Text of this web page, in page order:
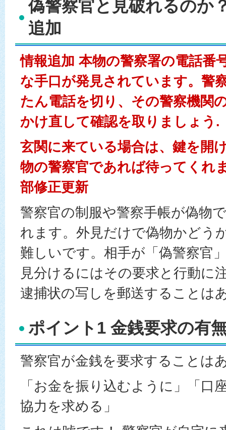
偽警察官と見破れるのか
追加
情報追加 本物の警察署の電話番
な手口が発見されています。警
たん電話を切り、その警察機関
かけ直して確認を取りましょう.
玄関に来ている場合は、鍵を開
物の警察官であれば待ってくれ
部修正更新
警察官の制服や警察手帳が偽物
れます。外見だけで偽物かどう
難しいです。相手が「偽警察官
見分けるにはその要求と行動に
逮捕状の写しを郵送することは
ポイント1 金銭要求の有
警察官が金銭を要求することは
「お金を振り込むように」「口
協力を求める」